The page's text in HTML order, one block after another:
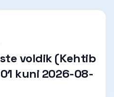
voldik (Kehtib
kuni 2026-08-